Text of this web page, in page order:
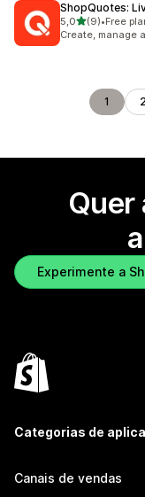
ShopQuotes:
5,0de 5 estrelas
(9)
9 total de
•Free
Create, manage
1 2
Quer
Experimente a
Categorias de
Canais de vendas